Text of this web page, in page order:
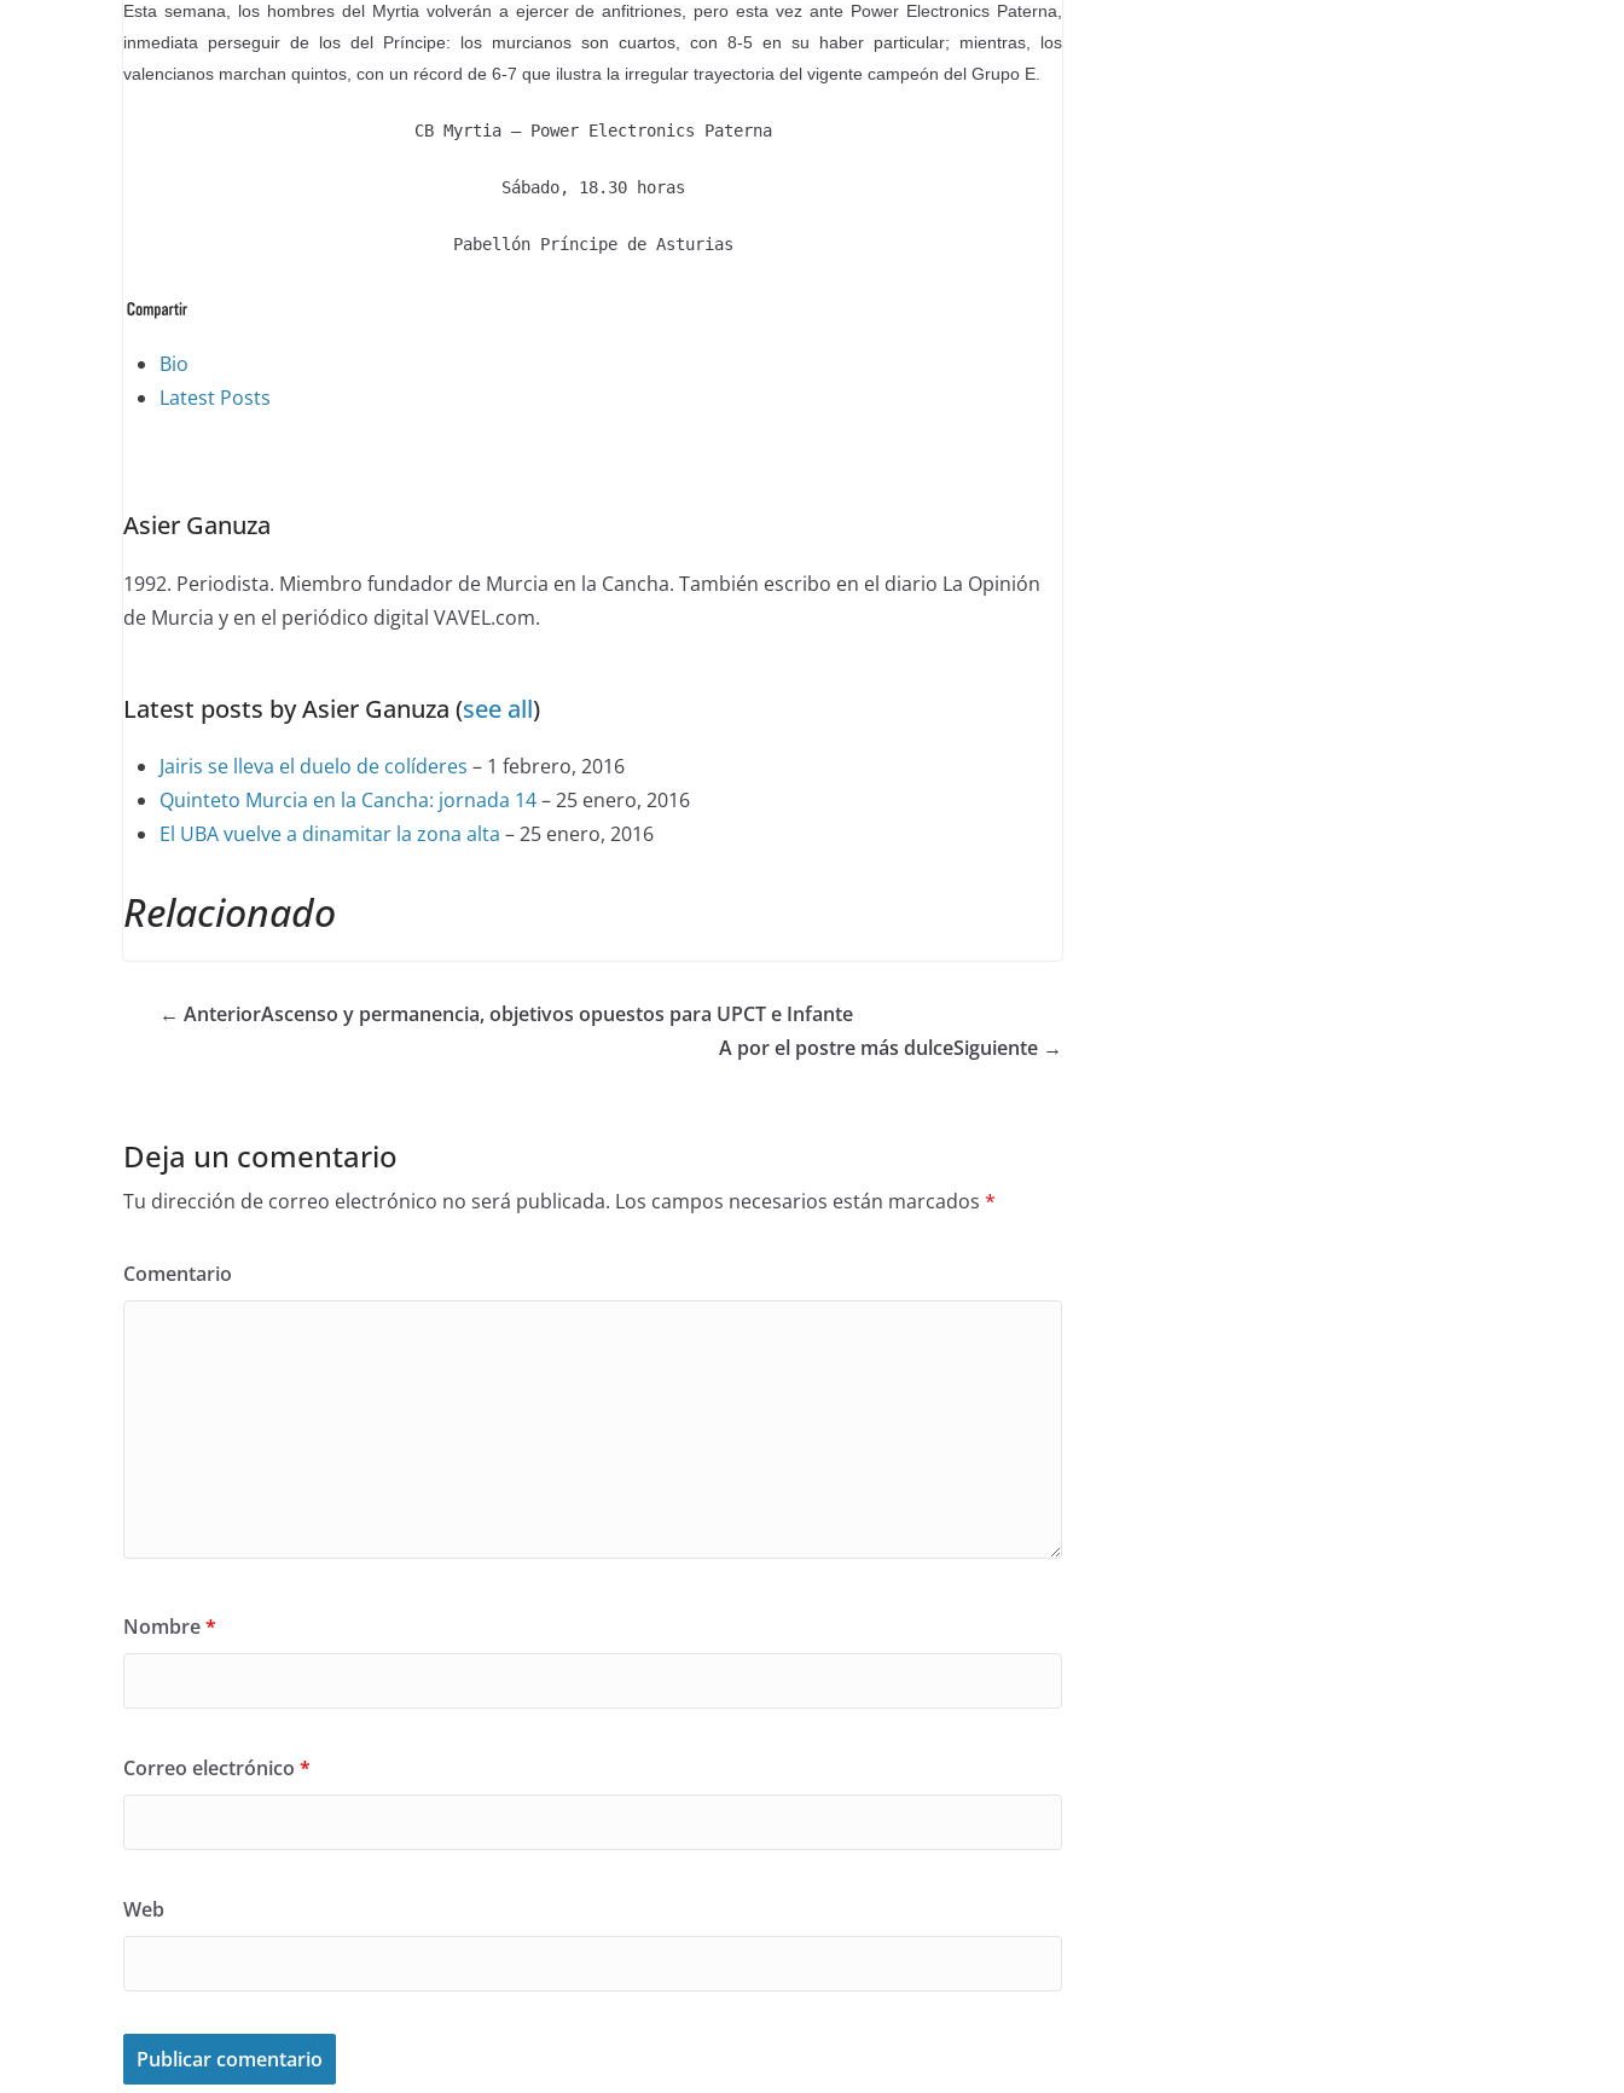
Esta semana, los hombres del Myrtia volverán a ejercer de anfitriones, pero esta vez ante Power Electronics Paterna,
inmediata perseguir de los del Príncipe: los murcianos son cuartos, con 8-5 en su haber particular; mientras, los
valencianos marchan quintos, con un récord de 6-7 que ilustra la irregular trayectoria del vigente campeón del Grupo E.
CB Myrtia – Power Electronics Paterna
Sábado, 18.30 horas
Pabellón Príncipe de Asturias
The
following
content
Bio
Latest Posts
Asier Ganuza
1992. Periodista. Miembro fundador de Murcia en la Cancha. También escribo en el diario La Opinión
de Murcia y en el periódico digital VAVEL.com.
Latest posts by Asier Ganuza (see all)
Jairis se lleva el duelo de colíderes – 1 febrero, 2016
Quinteto Murcia en la Cancha: jornada 14– 25 enero, 2016
El UBA vuelve a dinamitar la zona alta – 25 enero, 2016
Relacionado
← AnteriorAscenso y permanencia, objetivos opuestos para UPCT e Infante
A por el postre más dulceSiguiente →
Deja un comentario
Tu dirección de correo electrónico no será publicada. Los campos necesarios están marcados *
Comentario
Nombre*
Correo electrónico *
Web